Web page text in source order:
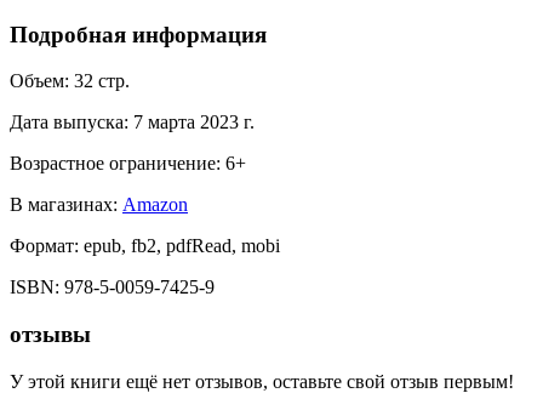
Подробная информация
Объем: 32 стр.
Дата выпуска: 7 марта 2023 г.
Возрастное ограничение: 6+
В магазинах: Amazon
Формат: epub, fb2, pdfRead, mobi
ISBN: 978-5-0059-7425-9
отзывы
У этой книги ещё нет отзывов, оставьте свой отзыв первым!